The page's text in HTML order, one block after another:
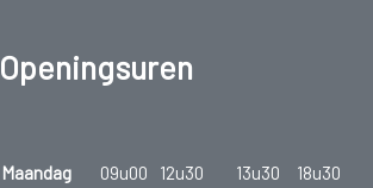
Openingsuren
Maandag 09u00 12u30 13u30
18u30